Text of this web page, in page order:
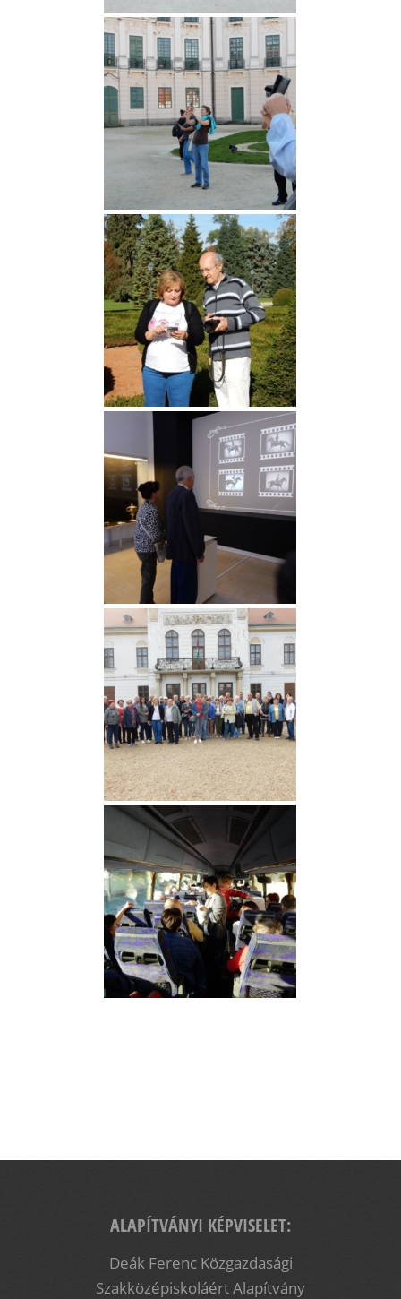
ALAPÍTVÁNYI KÉPVISELET:
Deák Ferenc Közgazdasági
Szakközépiskoláért Alapítvány